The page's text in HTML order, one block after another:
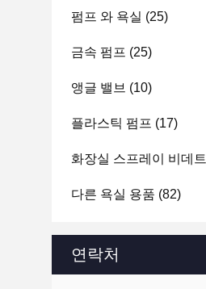
펌프 와 욕실 (25)
금속 펌프 (25)
앵글 밸브 (10)
플라스틱 펌프 (17)
화장실 스프레이 비데트
다른 욕실 용품 (82)
연락처